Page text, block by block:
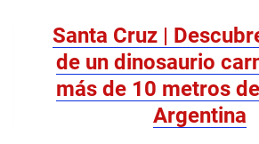
Santa Cruz |
de un dinosaurio
más de 10 metros
Argentina